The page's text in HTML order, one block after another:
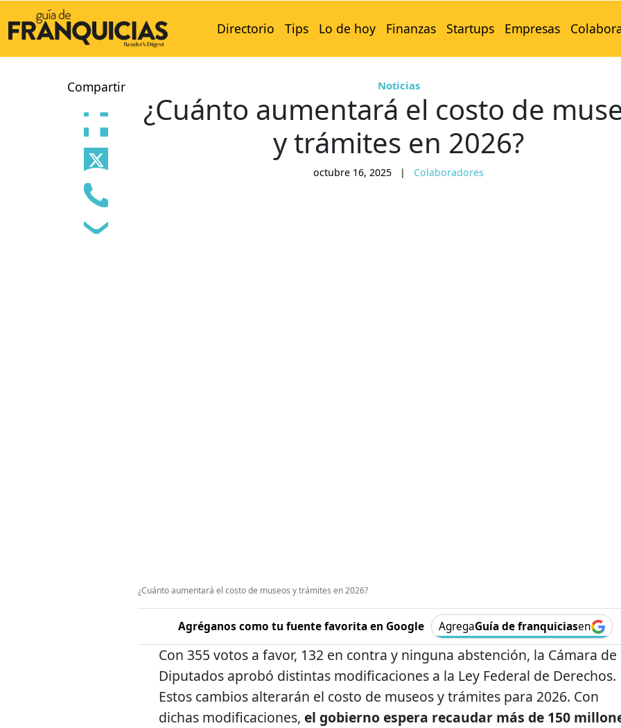
Directorio Tips Lo de hoy Finanzas Startups Empresas
Compartir Noticias
¿Cuánto aumentará el costo de
y trámites en 2026?
octubre 16, 2025 | Colaboradores
¿Cuánto aumentará el costo de museos y trámites en 2026?
Agréganos como tu fuente favorita en Google AgregaGuía de franquiciasen
Con 355 votos a favor, 132 en contra y ninguna abstención, la Cámara de
Diputados aprobó distintas modificaciones a la Ley Federal de Derechos.
Estos cambios alterarán el costo de museos y trámites para 2026. Con
dichas modificaciones, el gobierno espera recaudar más de 150